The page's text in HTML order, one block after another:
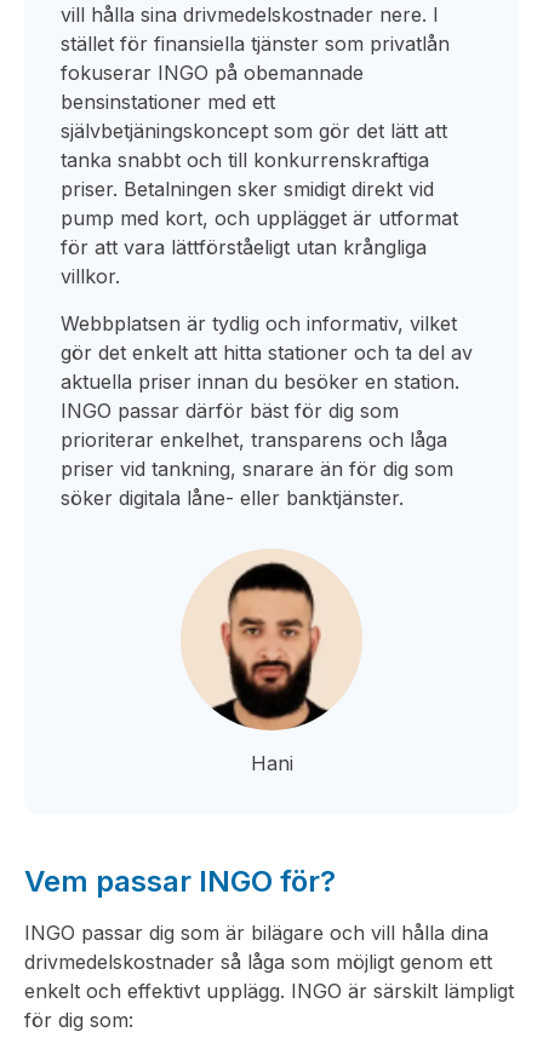
vill hålla sina drivmedelskostnader nere. I
stället för finansiella tjänster som privatlån
fokuserar INGO på obemannade
bensinstationer med ett
självbetjäningskoncept som gör det lätt att
tanka snabbt och till konkurrenskraftiga
priser. Betalningen sker smidigt direkt vid
pump med kort, och upplägget är utformat
för att vara lättförståeligt utan krångliga
villkor.
Webbplatsen är tydlig och informativ, vilket
gör det enkelt att hitta stationer och ta del av
aktuella priser innan du besöker en station.
INGO passar därför bäst för dig som
prioriterar enkelhet, transparens och låga
priser vid tankning, snarare än för dig som
söker digitala låne- eller banktjänster.
Hani
Vem passar INGO för?
INGO passar dig som är bilägare och vill hålla dina
drivmedelskostnader så låga som möjligt genom ett
enkelt och effektivt upplägg. INGO är särskilt lämpligt
för dig som: